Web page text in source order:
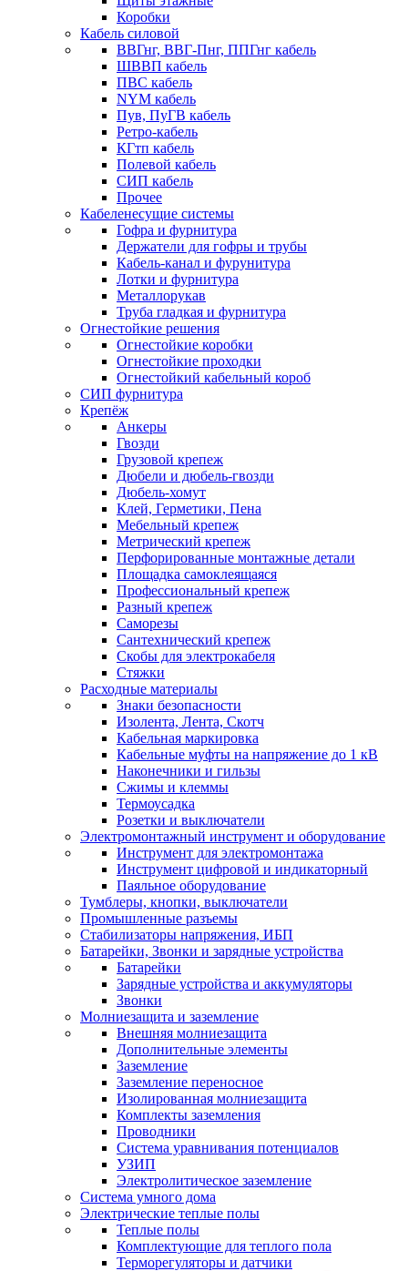
Коробки
Кабель силовой
ВВГнг, ВВГ-Пнг, ППГнг кабель
ШВВП кабель
ПВС кабель
NYM кабель
Пув, ПуГВ кабель
Ретро-кабель
КГтп кабель
Полевой кабель
СИП кабель
Прочее
Кабеленесущие системы
Гофра и фурнитура
Держатели для гофры и трубы
Кабель-канал и фурунитура
Лотки и фурнитура
Металлорукав
Труба гладкая и фурнитура
Огнестойкие решения
Огнестойкие коробки
Огнестойкие проходки
Огнестойкий кабельный короб
СИП фурнитура
Крепёж
Анкеры
Гвозди
Грузовой крепеж
Дюбели и дюбель-гвозди
Дюбель-хомут
Клей, Герметики, Пена
Мебельный крепеж
Метрический крепеж
Перфорированные монтажные детали
Площадка самоклеящаяся
Профессиональный крепеж
Разный крепеж
Саморезы
Сантехнический крепеж
Скобы для электрокабеля
Стяжки
Расходные материалы
Знаки безопасности
Изолента, Лента, Скотч
Кабельная маркировка
Кабельные муфты на напряжение до 1 кВ
Наконечники и гильзы
Сжимы и клеммы
Термоусадка
Розетки и выключатели
Электромонтажный инструмент и оборудование
Инструмент для электромонтажа
Инструмент цифровой и индикаторный
Паяльное оборудование
Тумблеры, кнопки, выключатели
Промышленные разъемы
Стабилизаторы напряжения, ИБП
Батарейки, Звонки и зарядные устройства
Батарейки
Зарядные устройства и аккумуляторы
Звонки
Молниезащита и заземление
Внешняя молниезащита
Дополнительные элементы
Заземление
Заземление переносное
Изолированная молниезащита
Комплекты заземления
Проводники
Система уравнивания потенциалов
УЗИП
Электролитическое заземление
Система умного дома
Электрические теплые полы
Теплые полы
Комплектующие для теплого пола
Терморегуляторы и датчики